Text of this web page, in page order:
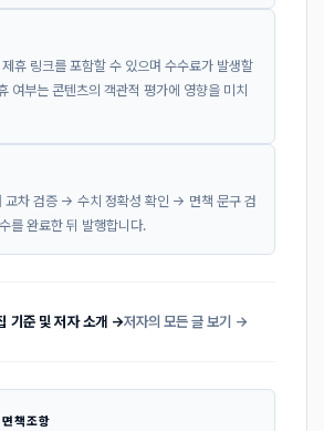
휴 링크를 포함할 수 있으며 수수료가 발생할
여부는 콘텐츠의 객관적 평가에 영향을 미치
교차 검증 → 수치 정확성 확인 → 면책 문구 검
를 완료한 뒤 발행합니다.
기준 및 저자 소개 →저자의 모든 글 보기 →
책조항